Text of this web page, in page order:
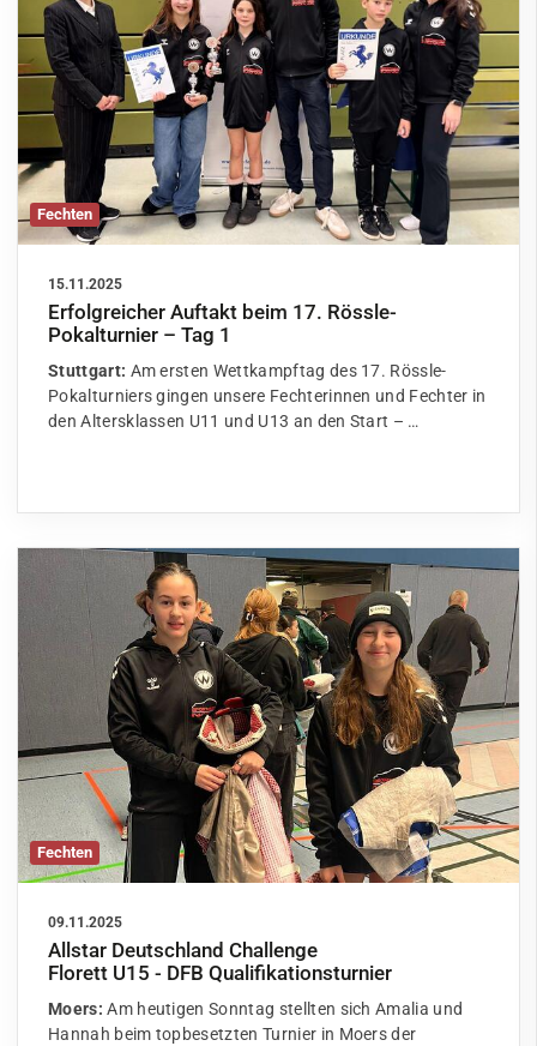
Fechten
15.11.2025
Erfolgreicher Auftakt beim 17. Rössle-
Pokalturnier – Tag 1
Stuttgart: Am ersten Wettkampftag des 17. Rössle-
Pokalturniers gingen unsere Fechterinnen und Fechter in
den Altersklassen U11 und U13 an den Start – …
Fechten
09.11.2025
Allstar Deutschland Challenge
Florett U15 - DFB Qualifikationsturnier
Moers: Am heutigen Sonntag stellten sich Amalia und
Hannah beim topbesetzten Turnier in Moers der